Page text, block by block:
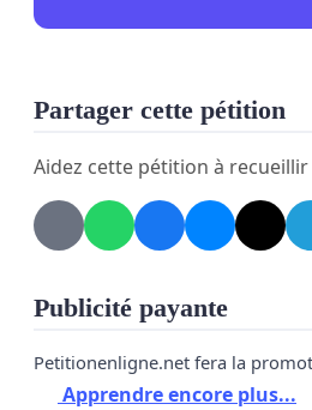
Partager cette pétition
Aidez cette pétition à
Publicité payante
Petitionenligne.net fera la
Apprendre encore plus...